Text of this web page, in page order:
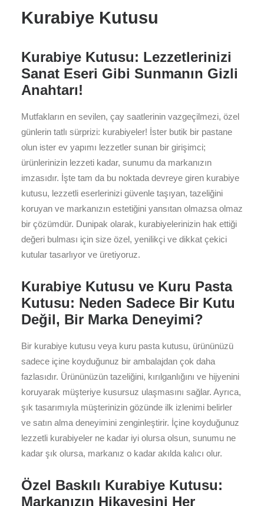
Kurabiye Kutusu
Kurabiye Kutusu: Lezzetlerinizi
Sanat Eseri Gibi Sunmanın Gizli
Anahtarı!
Mutfakların en sevilen, çay saatlerinin vazgeçilmezi, özel
günlerin tatlı sürprizi: kurabiyeler! İster butik bir pastane
olun ister ev yapımı lezzetler sunan bir girişimci;
ürünlerinizin lezzeti kadar, sunumu da markanızın
imzasıdır. İşte tam da bu noktada devreye giren kurabiye
kutusu, lezzetli eserlerinizi güvenle taşıyan, tazeliğini
koruyan ve markanızın estetiğini yansıtan olmazsa olmaz
bir çözümdür. Dunipak olarak, kurabiyelerinizin hak ettiği
değeri bulması için size özel, yenilikçi ve dikkat çekici
kutular tasarlıyor ve üretiyoruz.
Kurabiye Kutusu ve Kuru Pasta
Kutusu: Neden Sadece Bir Kutu
Değil, Bir Marka Deneyimi?
Bir kurabiye kutusu veya kuru pasta kutusu, ürününüzü
sadece içine koyduğunuz bir ambalajdan çok daha
fazlasıdır. Ürününüzün tazeliğini, kırılganlığını ve hijyenini
koruyarak müşteriye kusursuz ulaşmasını sağlar. Ayrıca,
şık tasarımıyla müşterinizin gözünde ilk izlenimi belirler
ve satın alma deneyimini zenginleştirir. İçine koyduğunuz
lezzetli kurabiyeler ne kadar iyi olursa olsun, sunumu ne
kadar şık olursa, markanız o kadar akılda kalıcı olur.
Özel Baskılı Kurabiye Kutusu:
Markanızın Hikayesini Her